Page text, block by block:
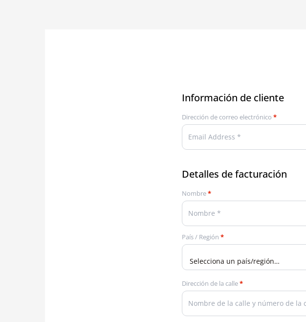
Información de cliente
Dirección de correo electrónico *
Detalles de facturación
Nombre*
País / Región *
Dirección de la calle*